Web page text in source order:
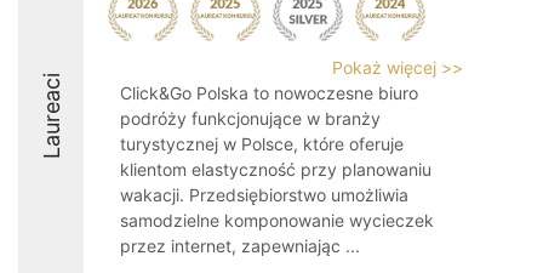
Laureaci
Pokaż więcej >>
Click&Go Polska to nowoczesne biuro
podróży funkcjonujące w branży
turystycznej w Polsce, które oferuje
klientom elastyczność przy planowaniu
wakacji. Przedsiębiorstwo umożliwia
samodzielne komponowanie wycieczek
przez internet, zapewniając ...